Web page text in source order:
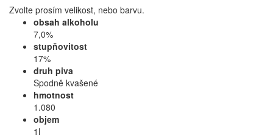
Zvolte prosím velikost, nebo barvu.
obsah alkoholu
7,0%
stupňovitost
17%
druh piva
Spodně kvašené
hmotnost
1.080
objem
1l